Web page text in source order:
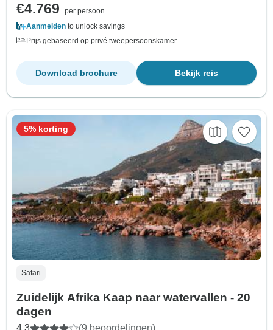
€4.769
per persoon
Aanmelden to unlock savings
Prijs gebaseerd op privé tweepersoonskamer
Bekijk reis
Download brochure
Safari
Zuidelijk Afrika Kaap naar watervallen - 20
dagen
5% korting